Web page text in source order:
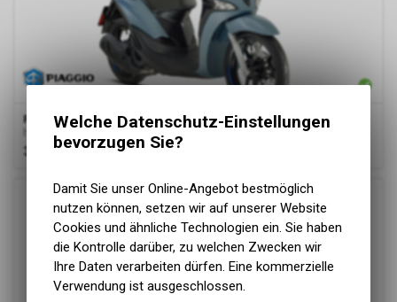
Piaggio Liberty 125 ABS
h.blau matt (blu ardesia opaco)
3'095.00 CHF
Welche Datenschutz-Einstellungen
bevorzugen Sie?
Damit Sie unser Online-Angebot bestmöglich
nutzen können, setzen wir auf unserer Website
Cookies und ähnliche Technologien ein. Sie haben
die Kontrolle darüber, zu welchen Zwecken wir
Ihre Daten verarbeiten dürfen. Eine kommerzielle
Verwendung ist ausgeschlossen.